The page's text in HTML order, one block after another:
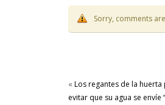
Sorry, comments
« Los regantes de la
evitar que su agua se envíe